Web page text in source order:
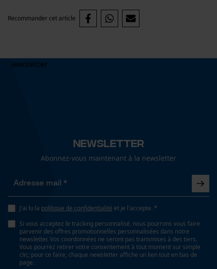
Recommander cet article
Newsletter
Abonnez-vous maintenant à la newsletter
J'ai lu la politique de confidentialité et je l'accepte. *
Si vous acceptez le tracking personnalisé, nous pourrons vous faire
parvenir des offres promotionnelles personnalisées dans notre
newsletter. Vos coordonnées ne seront pas transmises à des tiers.
Vous pourrez retirer votre consentement à tout moment sur simple
clic; pour ce faire, chaque newsletter affiche un lien tout en bas de
page.
ID de session
Sauvegarder les préférences
pour traitement des données
Econda Analytics
Mouseflow Web Analytics Tool
Cookies de performance et de
fonctionnalité